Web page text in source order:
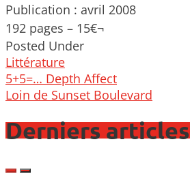
Publication : avril 2008
192 pages – 15€¬
Posted Under
Littérature
Post
navigation
5+5=… Depth Affect
Loin de Sunset Boulevard
Derniers articles